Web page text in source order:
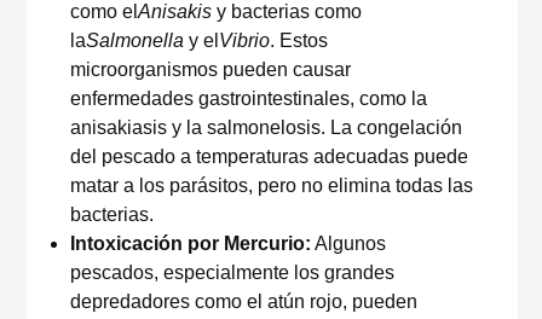
como el Anisakis y bacterias como
laSalmonella y el Vibrio. Estos
microorganismos pueden causar
enfermedades gastrointestinales, como la
anisakiasis y la salmonelosis. La congelación
del pescado a temperaturas adecuadas puede
matar a los parásitos, pero no elimina todas las
bacterias.
Intoxicación por Mercurio: Algunos
pescados, especialmente los grandes
depredadores como el atún rojo, pueden